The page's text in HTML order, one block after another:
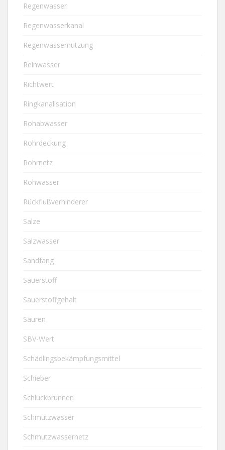
Regenwasser
Regenwasserkanal
Regenwassernutzung
Reinwasser
Richtwert
Ringkanalisation
Rohabwasser
Rohrdeckung
Rohrnetz
Rohwasser
Rückflußverhinderer
Salze
Salzwasser
Sandfang
Sauerstoff
Sauerstoffgehalt
Säuren
SBV-Wert
Schädlingsbekämpfungsmittel
Schieber
Schluckbrunnen
Schmutzwasser
Schmutzwassernetz